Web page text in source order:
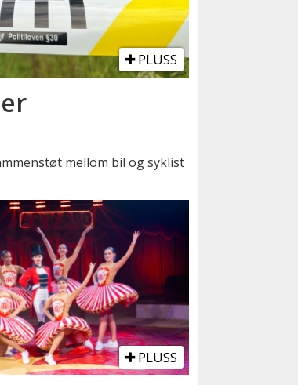
PLUSS
mellom bil og syklist
PLUSS